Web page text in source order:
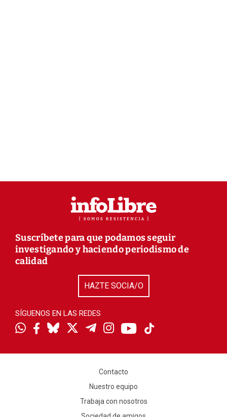
Suscríbete para que podamos seguir
investigando y haciendo periodismo de
calidad
HAZTE SOCIA/O
SÍGUENOS EN LAS REDES
Contacto
Nuestro equipo
Trabaja con nosotros